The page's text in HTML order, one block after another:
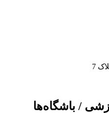
7
/ باشگاه‌ها